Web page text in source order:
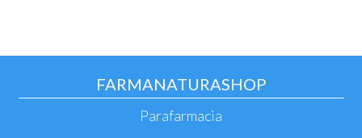
FARMANATURASHOP
Parafarmacia